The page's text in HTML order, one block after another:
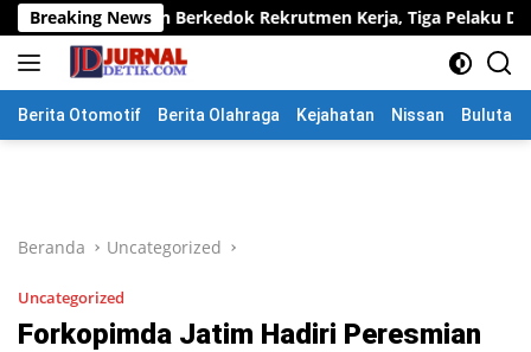
Langsung
ke
konten
Breaking News
Berkedok Rekrutmen Kerja, Tiga Pelaku Diamankan
Berita Otomotif Berita Olahraga Kejahatan Nissan
Beranda Uncategorized
Uncategorized
Forkopimda Jatim Hadiri Peresmian